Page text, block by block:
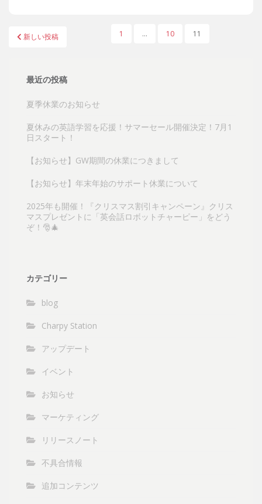
投 新しい投稿 1 … 10 11
最近の投稿
夏季休業のお知らせ
夏休みの英語学習を応援！サマーセール開催決定！7月1
日スタート！
【お知らせ】GW期間の休業につきまして
【お知らせ】年末年始のサポート休業について
2025年も開催！『クリスマス割引キャンペーン』クリス
マスプレゼントに「英会話ロボットチャーピー」をどう
ぞ！🎅🎄
カテゴリー
blog
Charpy Station
アップデート
イベント
お知らせ
マーケティング
リリースノート
不具合情報
追加コンテンツ